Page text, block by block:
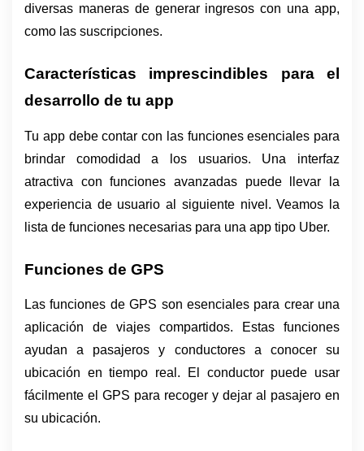
diversas maneras de generar ingresos con una app,
como las suscripciones.
Características imprescindibles para el
desarrollo de tu app
Tu app debe contar con las funciones esenciales para
brindar comodidad a los usuarios. Una interfaz
atractiva con funciones avanzadas puede llevar la
experiencia de usuario al siguiente nivel. Veamos la
lista de funciones necesarias para una app tipo Uber.
Funciones de GPS
Las funciones de GPS son esenciales para crear una
aplicación de viajes compartidos. Estas funciones
ayudan a pasajeros y conductores a conocer su
ubicación en tiempo real. El conductor puede usar
fácilmente el GPS para recoger y dejar al pasajero en
su ubicación.